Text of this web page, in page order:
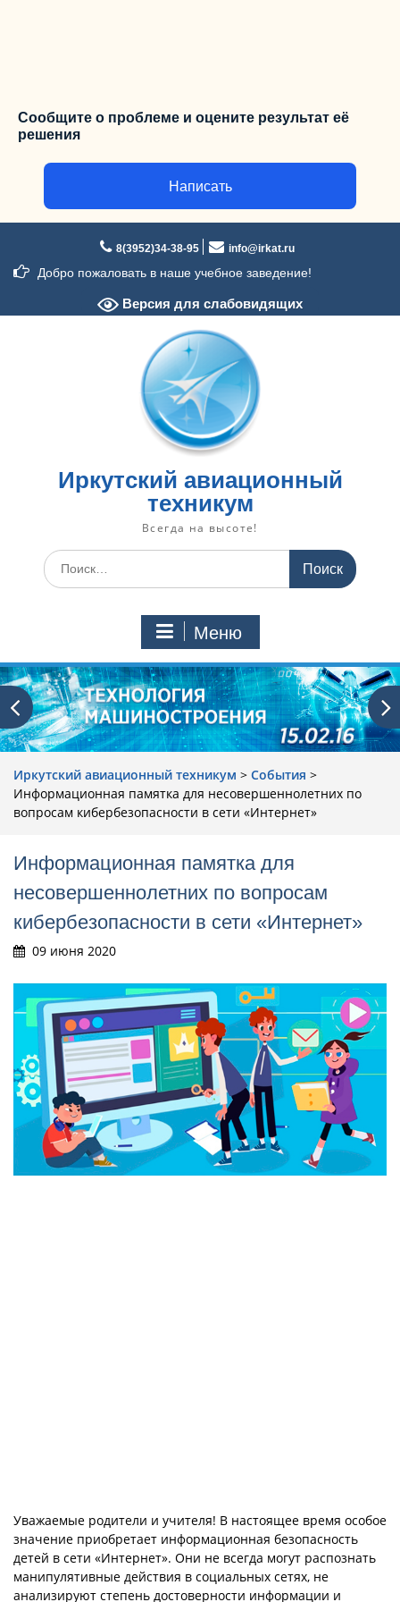
Сообщите о проблеме и оцените результат её
решения
Написать
содержимому
8(3952)34-38-95 info@irkat.ru
Добро пожаловать в наше учебное заведение!
Версия для слабовидящих
Иркутский авиационный
техникум
Всегда на высоте!
Искать:
Меню
Иркутский авиационный техникум > События >
Информационная памятка для несовершеннолетних по
вопросам кибербезопасности в сети «Интернет»
Информационная памятка для
несовершеннолетних по вопросам
кибербезопасности в сети «Интернет»
09 июня 2020
Уважаемые родители и учителя! В настоящее время особое
значение приобретает информационная безопасность
детей в сети «Интернет». Они не всегда могут распознать
манипулятивные действия в социальных сетях, не
анализируют степень достоверности информации и